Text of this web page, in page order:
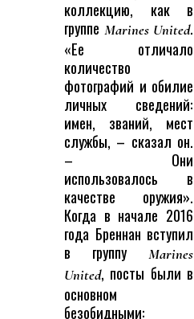
коллекцию, как в
группе Marines United.
«Ее отличало
количество
фотографий и обилие
личных сведений:
имен, званий, мест
службы, – сказал он.
– Они
использовалось в
качестве оружия».
Когда в начале 2016
года Бреннан вступил
в группу
Marines
United, посты были в
основном
безобидными: